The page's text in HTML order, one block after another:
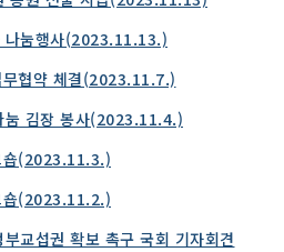
나눔행사(2023.11.13.)
무협약 체결(2023.11.7.)
눔 김장 봉사(2023.11.4.)
숍(2023.11.3.)
숍(2023.11.2.)
교섭권 확보 촉구 국회 기자회견